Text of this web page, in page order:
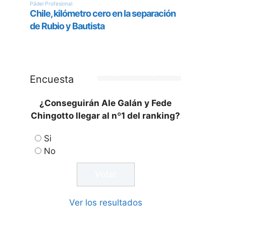
Encuesta
¿Conseguirán Ale Galán y Fede
Chingotto llegar al nº1 del ranking?
Si
No
Ver los resultados